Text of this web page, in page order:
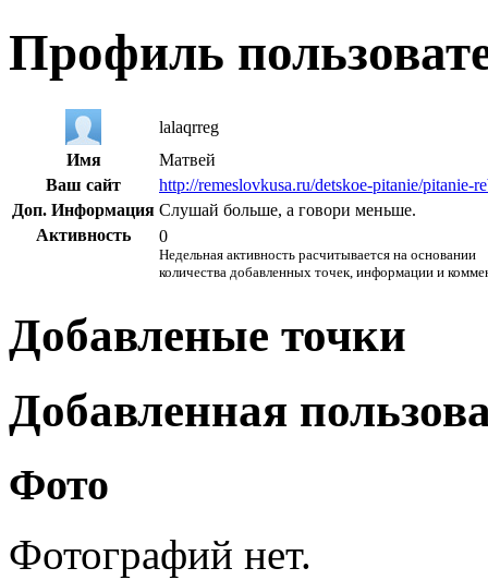
Профиль
lalaqrreg
Имя
Матвей
Ваш сайт
http://remeslovkusa.ru/detskoe-pitanie/pitanie-
Доп. Информация Слушай больше, а говори меньше.
Активность
0
Недельная активность расчитывается на основании
количества добавленных точек, информации и
Добавленые точки
Добавленная
Фото
Фотографий нет.